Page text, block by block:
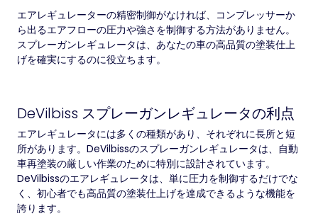
エアレギュレーターの精密制御がなければ、コンプレッサーか
ら出るエアフローの圧力や強さを制御する方法がありません。
スプレーガンレギュレータは、あなたの車の高品質の塗装仕上
げを確実にするのに役立ちます。
DeVilbiss スプレーガンレギュレータの利点
エアレギュレータには多くの種類があり、それぞれに長所と短
所があります。DeVilbissのスプレーガンレギュレータは、自動
車再塗装の厳しい作業のために特別に設計されています。
DeVilbissのエアレギュレータは、単に圧力を制御するだけでな
く、初心者でも高品質の塗装仕上げを達成できるような機能を
誇ります。